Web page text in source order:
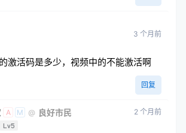
3 个月前
激活码是多少，视频中的不能激活啊
回复
A M @ 良好市民
Lv5
2 个月前